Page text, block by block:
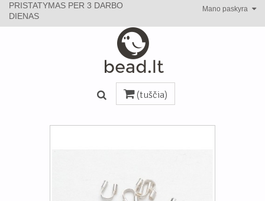
Mano paskyra
PRISTATYMAS PER 3 DARBO
DIENAS
(tuščia)